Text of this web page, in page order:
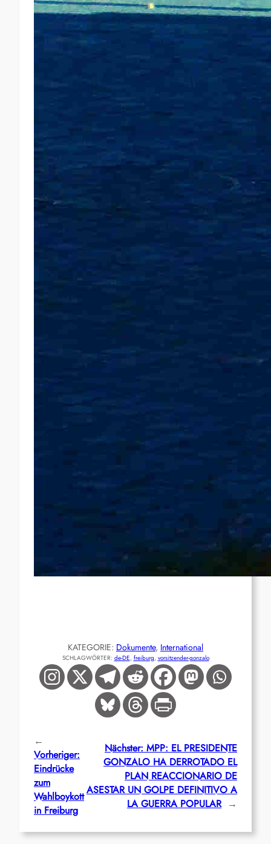
KATEGORIE: Dokumente, International
SCHLAGWÖRTER: de-DE, freiburg, vorsitzender-gonzalo
←
Vorheriger:
Eindrücke
zum
Wahlboykott
in Freiburg
Nächster: MPP: EL PRESIDENTE
GONZALO HA DERROTADO EL
PLAN REACCIONARIO DE
ASESTAR UN GOLPE DEFINITIVO A
LA GUERRA POPULAR →